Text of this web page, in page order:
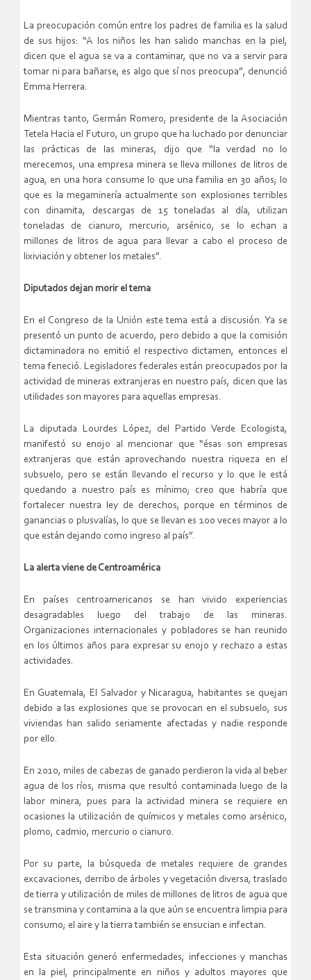
La preocupación común entre los padres de familia es la salud
de sus hijos: “A los niños les han salido manchas en la piel,
dicen que el agua se va a contaminar, que no va a servir para
tomar ni para bañarse, es algo que sí nos preocupa”, denunció
Emma Herrera.
Mientras tanto, Germán Romero, presidente de la Asociación
Tetela Hacia el Futuro, un grupo que ha luchado por denunciar
las prácticas de las mineras, dijo que “la verdad no lo
merecemos, una empresa minera se lleva millones de litros de
agua, en una hora consume lo que una familia en 30 años; lo
que es la megaminería actualmente son explosiones terribles
con dinamita, descargas de 15 toneladas al día, utilizan
toneladas de cianuro, mercurio, arsénico, se lo echan a
millones de litros de agua para llevar a cabo el proceso de
lixiviación y obtener los metales”.
Diputados dejan morir el tema
En el Congreso de la Unión este tema está a discusión. Ya se
presentó un punto de acuerdo, pero debido a que la comisión
dictaminadora no emitió el respectivo dictamen, entonces el
tema feneció. Legisladores federales están preocupados por la
actividad de mineras extranjeras en nuestro país, dicen que las
utilidades son mayores para aquellas empresas.
La diputada Lourdes López, del Partido Verde Ecologista,
manifestó su enojo al mencionar que “ésas son empresas
extranjeras que están aprovechando nuestra riqueza en el
subsuelo, pero se están llevando el recurso y lo que le está
quedando a nuestro país es mínimo; creo que habría que
fortalecer nuestra ley de derechos, porque en términos de
ganancias o plusvalías, lo que se llevan es 100 veces mayor a lo
que están dejando como ingreso al país”.
La alerta viene de Centroamérica
En países centroamericanos se han vivido experiencias
desagradables luego del trabajo de las mineras.
Organizaciones internacionales y pobladores se han reunido
en los últimos años para expresar su enojo y rechazo a estas
actividades.
En Guatemala, El Salvador y Nicaragua, habitantes se quejan
debido a las explosiones que se provocan en el subsuelo, sus
viviendas han salido seriamente afectadas y nadie responde
por ello.
En 2010, miles de cabezas de ganado perdieron la vida al beber
agua de los ríos, misma que resultó contaminada luego de la
labor minera, pues para la actividad minera se requiere en
ocasiones la utilización de químicos y metales como arsénico,
plomo, cadmio, mercurio o cianuro.
Por su parte, la búsqueda de metales requiere de grandes
excavaciones, derribo de árboles y vegetación diversa, traslado
de tierra y utilización de miles de millones de litros de agua que
se transmina y contamina a la que aún se encuentra limpia para
consumo; el aire y la tierra también se ensucian e infectan.
Esta situación generó enfermedades, infecciones y manchas
en la piel, principalmente en niños y adultos mayores que